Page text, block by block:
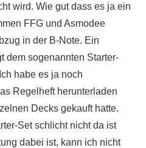
wird. Wie gut dass es ja ein
FFG und Asmodee
in der B-Note. Ein
dem sogenannten Starter-
habe es ja noch
Regelheft herunterladen
Decks gekauft hatte.
Set schlicht nicht da ist
dabei ist, kann ich nicht